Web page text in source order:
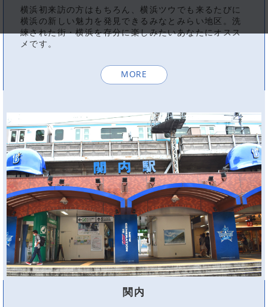
横浜初来訪の方はもちろん、横浜ツウでも来るたびに
横浜の新しい魅力を発見できるみなとみらい地区。洗
練された街・横浜を存分に楽しみたいあなたにオスス
メです。
MORE
関内